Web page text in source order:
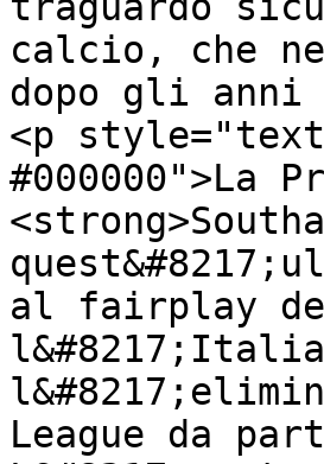
calcio, che
dopo gli anni
<p
#000000">La
al fairplay
League da